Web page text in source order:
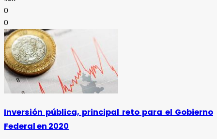
0
0
Inversión pública, principal reto para el Gobierno
Federal en 2020